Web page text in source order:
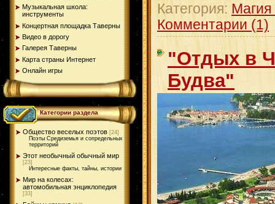
Музыкальная школа:
инструменты
Концертная площадка Таверны
Видео в дорогу
Галерея Таверны
Карта страны Интернет
Онлайн игры
Категории раздела
Общество веселых поэтов [24]
Поэты Средиземья и сопредельных
территорий
Этот необычный обычный мир
[23]
Интересные факты, тайны, истории
Мир на колесах:
автомобильная энциклопедия
[33]
Категория: Магия
Комментарии (1)
"Отдых в
Будва"